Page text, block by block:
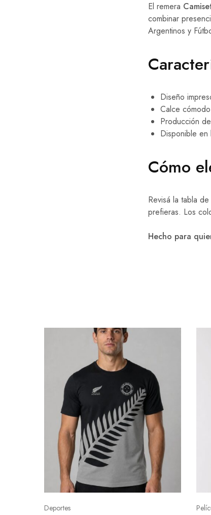
El remera
combinar
Argentinos y
Diseño
Calce
Producción
Disponible en
Cómo
Revisá la tabla
prefieras. Los
Hecho para
Deportes